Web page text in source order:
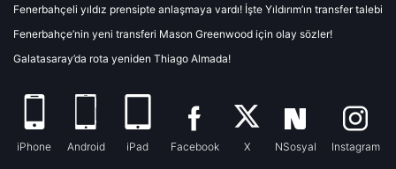
Fenerbahçeli yıldız prensipte anlaşmaya vardı! İşte Yıldırım’ın transfer talebi
Fenerbahçe’nin yeni transferi Mason Greenwood için olay sözler!
Galatasaray’da rota yeniden Thiago Almada!
iPhone Android iPad Facebook X NSosyal Instagram